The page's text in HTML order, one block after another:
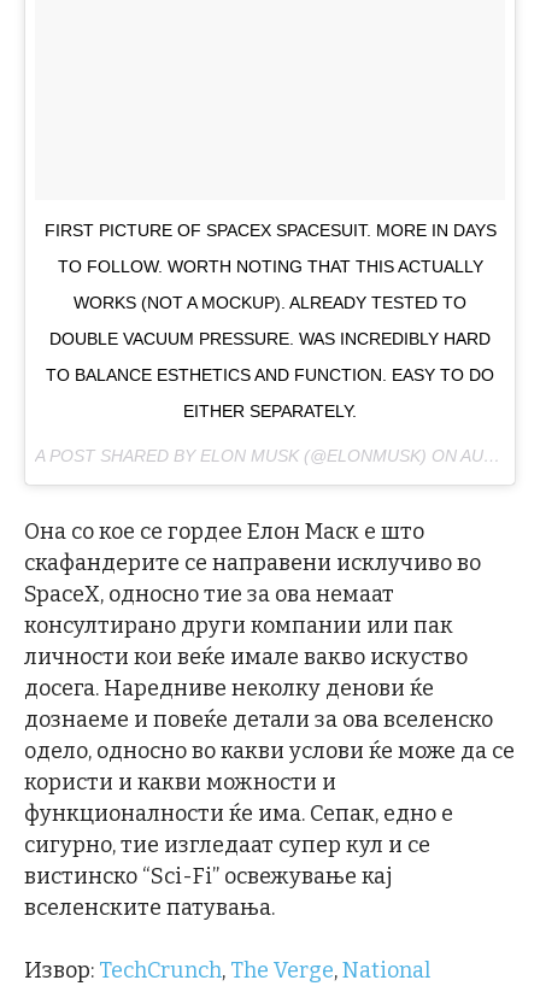
FIRST PICTURE OF SPACEX SPACESUIT. MORE IN DAYS
TO FOLLOW. WORTH NOTING THAT THIS ACTUALLY
WORKS (NOT A MOCKUP). ALREADY TESTED TO
DOUBLE VACUUM PRESSURE. WAS INCREDIBLY HARD
TO BALANCE ESTHETICS AND FUNCTION. EASY TO DO
EITHER SEPARATELY.
A POST SHARED BY ELON MUSK (@ELONMUSK) ONAUG 23, 2017 AT 12:59AM PDT
Она со кое се гордее Елон Маск е што
скафандерите се направени исклучиво во
SpaceX, односно тие за ова немаат
консултирано други компании или пак
личности кои веќе имале вакво искуство
досега. Наредниве неколку денови ќе
дознаеме и повеќе детали за ова вселенско
одело, односно во какви услови ќе може да се
користи и какви можности и
функционалности ќе има. Сепак, едно е
сигурно, тие изгледаат супер кул и се
вистинско “Sci-Fi” освежување кај
вселенските патувања.
Извор: TechCrunch, The Verge,National